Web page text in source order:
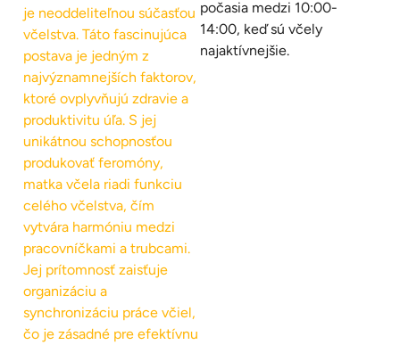
je neoddeliteľnou súčasťou
včelstva. Táto fascinujúca
postava je jedným z
najvýznamnejších faktorov,
ktoré ovplyvňujú zdravie a
produktivitu úľa. S jej
unikátnou schopnosťou
produkovať feromóny,
matka včela riadi funkciu
celého včelstva, čím
vytvára harmóniu medzi
pracovníčkami a trubcami.
Jej prítomnosť zaisťuje
organizáciu a
synchronizáciu práce včiel,
čo je zásadné pre efektívnu
počasia medzi 10:00-
14:00, keď sú včely
najaktívnejšie.